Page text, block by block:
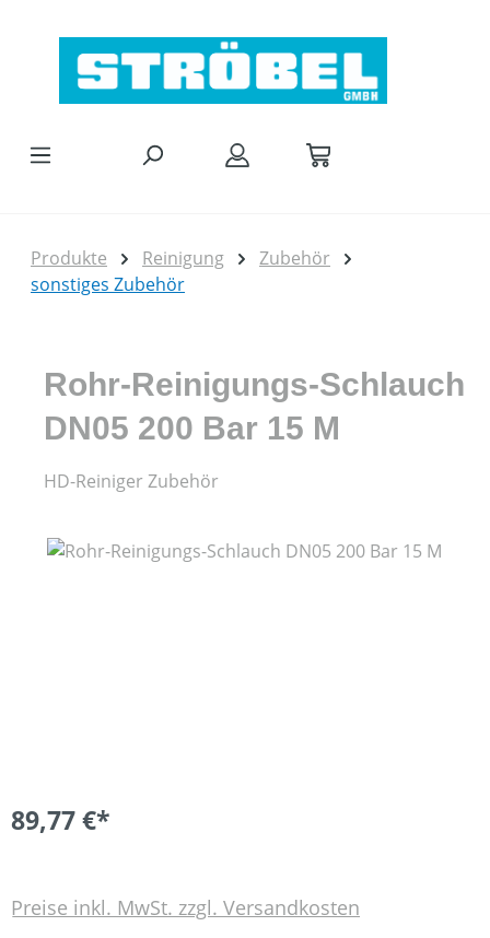
Produkte Reinigung
Zubehör
sonstiges Zubehör
Rohr-Reinigungs-Schlauch
DN05 200 Bar 15 M
HD-Reiniger Zubehör
Bildergalerie überspringen
89,77 €*
Preise inkl. MwSt. zzgl. Versandkosten